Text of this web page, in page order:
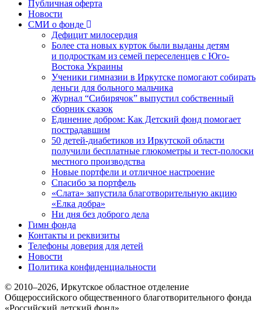
Публичная оферта
Новости
СМИ о фонде
Дефицит милосердия
Более ста новых курток были выданы детям
и подросткам из семей переселенцев с Юго-
Востока Украины
Ученики гимназии в Иркутске помогают собирать
деньги для больного мальчика
Журнал “Сибирячок” выпустил собственный
сборник сказок
Единение добром: Как Детский фонд помогает
пострадавшим
50 детей-диабетиков из Иркутской области
получили бесплатные глюкометры и тест-полоски
местного производства
Новые портфели и отличное настроение
Спасибо за портфель
«Слата» запустила благотворительную акцию
«Елка добра»
Ни дня без доброго дела
Гимн фонда
Контакты и реквизиты
Телефоны доверия для детей
Новости
Политика конфиденциальности
© 2010–2026, Иркутское областное отделение
Общероссийского общественного благотворительного фонда
«Российский детский фонд»